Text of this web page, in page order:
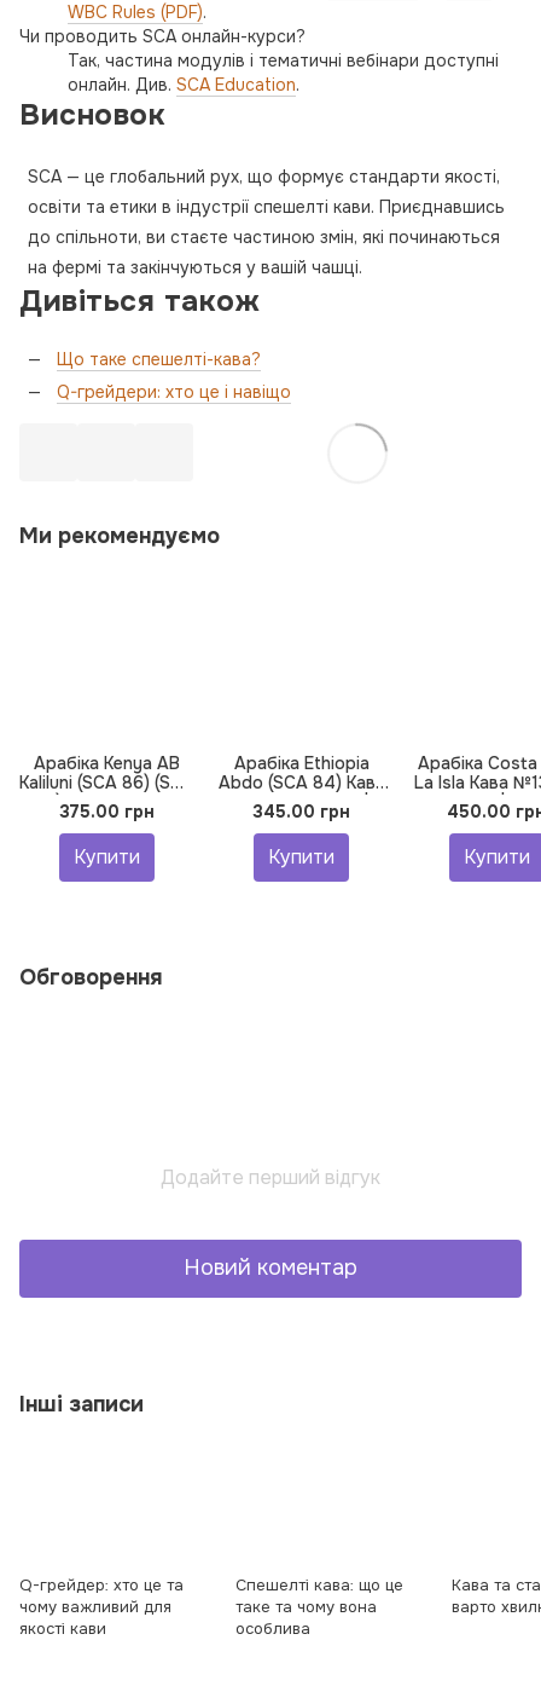
WBC Rules (PDF).
Чи проводить SCA онлайн-курси?
Так, частина модулів і тематичні вебінари доступні
онлайн. Див. SCA Education.
Висновок
SCA — це глобальний рух, що формує стандарти якості,
освіти та етики в індустрії спешелті кави. Приєднавшись
до спільноти, ви стаєте частиною змін, які починаються
на фермі та закінчуються у вашій чашці.
Дивіться також
Що таке спешелті-кава?
Q-грейдери: хто це і навіщо
Ми рекомендуємо
Арабіка Kenya AB
Kaliluni (SCA 86) (SCA
86) Кава №24 від
BUNO. | Кава мелена,
Обсмажування –
Фільтр, Помел –
Гейзер, 250 г
375.00 грн
Купити
Арабіка Ethiopia
Abdo (SCA 84) Кава
№37 від BUNO. |
Кава зернова,
Обсмажування –
Еспресо, 250 г
345.00 грн
Купити
Арабіка Costa
La Isla Кава
BUNO. |
зернова,
Еспресо,
450.00
Купити
Обговорення
Додайте перший відгук
Новий коментар
Інші записи
Q-грейдер: хто це та
чому важливий для
якості кави
Спешeлті кава: що це
таке та чому вона
особлива
Кава та
варто